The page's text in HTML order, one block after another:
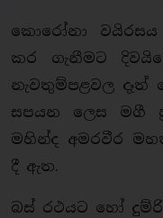
කොරෝනා වයිරසය
කර ගැනීමට
නැවතුම්පළවල
සපයන ලෙස මගී
මහින්ද අමරවීර
දී ඇත.
බස් රථයට හෝ